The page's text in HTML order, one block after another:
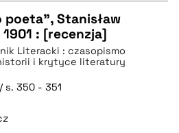
poeta", Stanisław
: [recenzja]
Literacki : czasopismo
i krytyce literatury
s. 350 - 351